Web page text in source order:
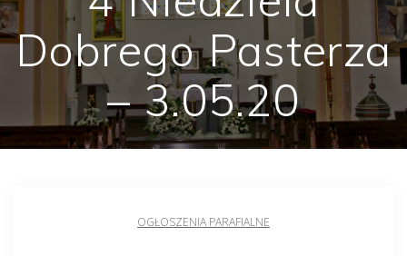
Dobrego Pasterza
– 3.05.20
OGŁOSZENIA PARAFIALNE